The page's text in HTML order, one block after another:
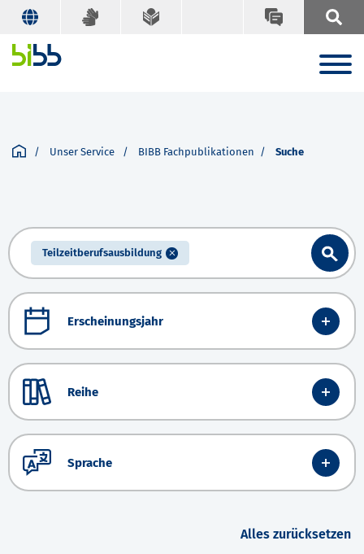
Unser Service BIBB Fachpublikationen Suche
Teilzeitberufsausbildung
Erscheinungsjahr
Reihe
Sprache
Alles zurücksetzen